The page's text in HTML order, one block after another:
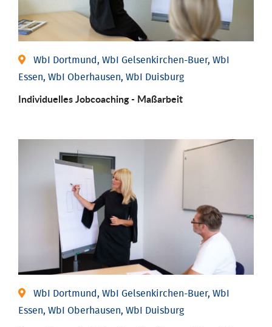
WbI Dortmund, WbI Gelsenkirchen-Buer, WbI
Essen, WbI Oberhausen, WbI Duisburg
Individu­elles Job­coaching - Maßarbeit
WbI Dortmund, WbI Gelsenkirchen-Buer, WbI
Essen, WbI Oberhausen, WbI Duisburg